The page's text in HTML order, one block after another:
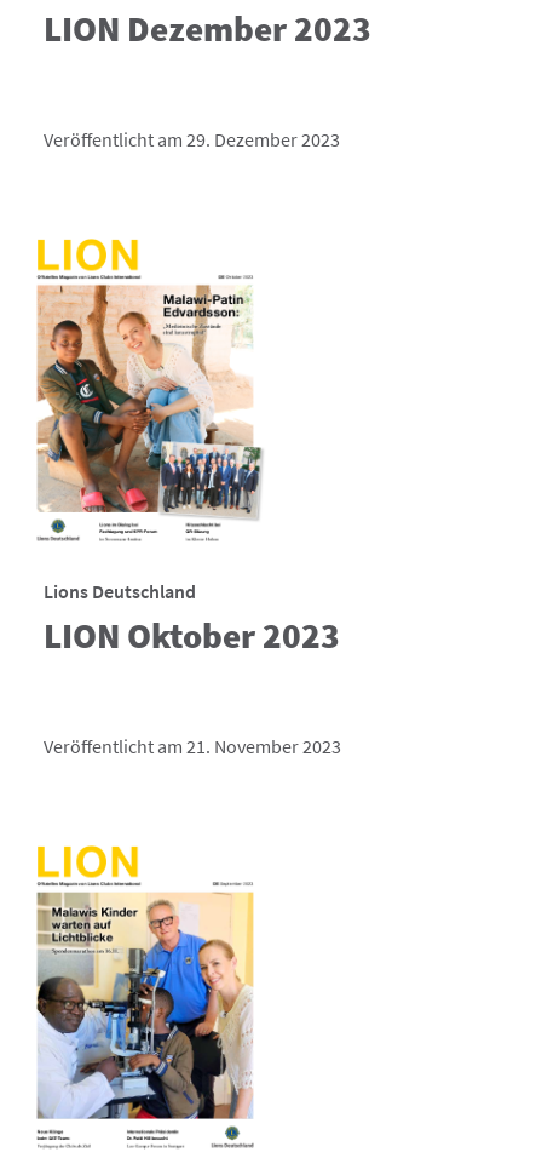
LION Dezember 2023
Veröffentlicht am 29. Dezember 2023
Lions Deutschland
LION Oktober 2023
Veröffentlicht am 21. November 2023